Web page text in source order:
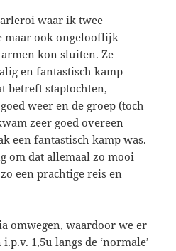
waar ik twee
maar ook ongelooflijk
kon sluiten. Ze
en fantastisch kamp
betreft staptochten,
weer en de groep (toch
zeer goed overeen
een fantastisch kamp was.
om dat allemaal zo mooi
een prachtige reis en
omwegen, waardoor we er
1,5u langs de ‘normale’